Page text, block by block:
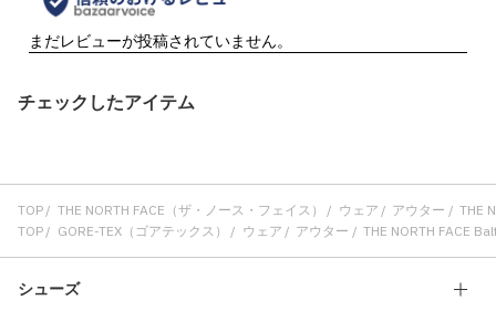
チェックしたアイテム
TOP THE NORTH FACE（ザ・ノース・フェイス） ウェア アウター
THE
TOP
GORE-TEX（ゴアテックス） ウェア アウター THE NORTH FACE
シューズ